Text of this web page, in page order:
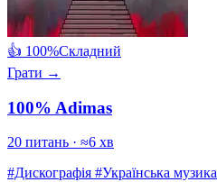
👍 100%Складний
Грати →
100% Adimas
20 питань · ≈6 хв
#Дискографія #Українська музика